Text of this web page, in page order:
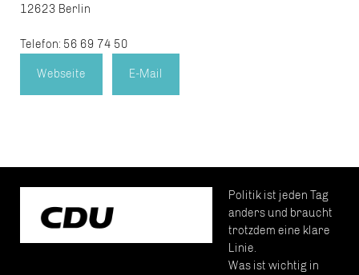
12623 Berlin
Telefon: 56 69 74 50
Webseite E-Mail
Politik ist jeden Tag
anders und braucht
trotzdem eine klare
Linie.
Was ist wichtig in